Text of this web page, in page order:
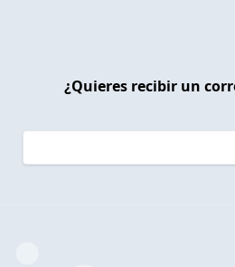
¿Quieres recibir un